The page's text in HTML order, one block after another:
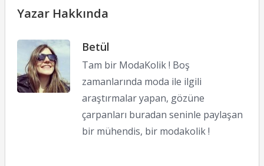
Yazar Hakkında
Betül
Tam bir ModaKolik ! Boş
zamanlarında moda ile ilgili
araştırmalar yapan, gözüne
çarpanları buradan seninle paylaşan
bir mühendis, bir modakolik !